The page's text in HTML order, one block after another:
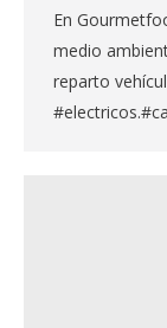
En
medio
reparto